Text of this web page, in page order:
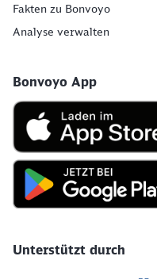
Fakten zu Bonvoyo
Analyse verwalten
Bonvoyo App
Unterstützt durch